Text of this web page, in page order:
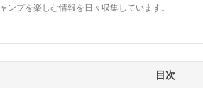
ャンプを楽しむ情報を日々収集しています。
目次